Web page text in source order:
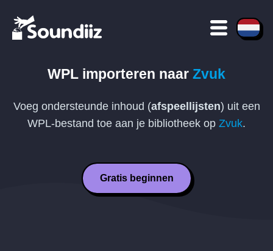
WPL importeren naar Zvuk
Voeg ondersteunde inhoud (afspeellijsten) uit een
WPL-bestand toe aan je bibliotheek op Zvuk.
Gratis beginnen